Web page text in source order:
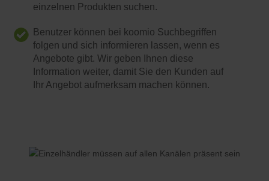
einzelnen Produkten suchen.
Benutzer können bei koomio Suchbegriffen
folgen und sich informieren lassen, wenn es
Angebote gibt. Wir geben Ihnen diese
Information weiter, damit Sie den Kunden auf
Ihr Angebot aufmerksam machen können.